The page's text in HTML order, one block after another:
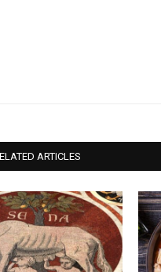
ARTICLES